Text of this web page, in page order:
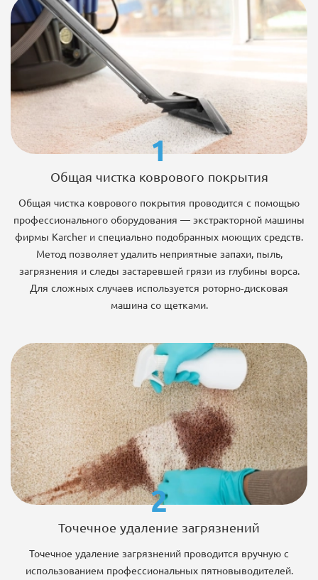
1
Общая чистка коврового покрытия
Общая чистка коврового покрытия проводится с помощью
профессионального оборудования — экстракторной машины
фирмы Karcher и специально подобранных моющих средств.
Метод позволяет удалить неприятные запахи, пыль,
загрязнения и следы застаревшей грязи из глубины ворса.
Для сложных случаев используется роторно-дисковая
машина со щетками.
2
Точечное удаление загрязнений
Точечное удаление загрязнений проводится вручную с
использованием профессиональных пятновыводителей.